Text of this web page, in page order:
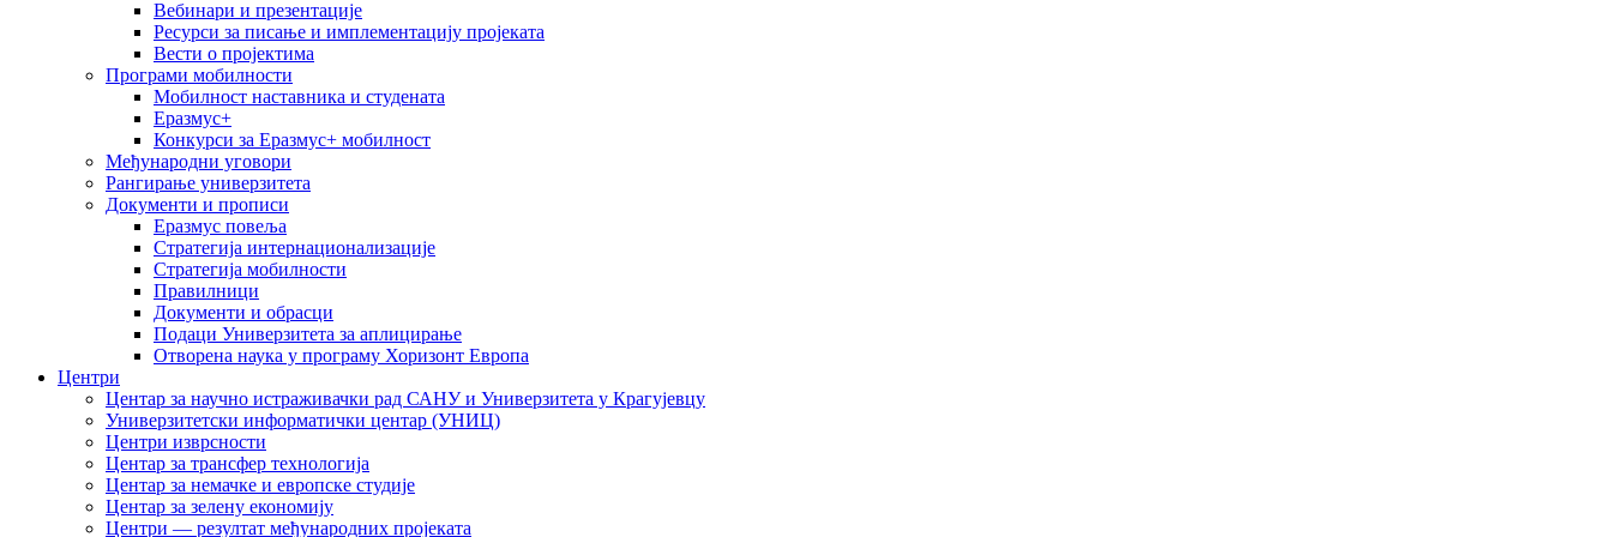
Вебинари и презентације
Ресурси за писање и имплементацију пројеката
Вести о пројектима
Програми мобилности
Мобилност наставника и студената
Еразмус+
Конкурси за Еразмус+ мобилност
Међународни уговори
Рангирање универзитета
Документи и прописи
Еразмус повеља
Стратегија интернационализације
Стратегија мобилности
Правилници
Документи и обрасци
Подаци Универзитета за аплицирање
Отворена наука у програму Хоризонт Европа
Центри
Центар за научно истраживачки рад САНУ и Универзитета у Крагујевцу
Универзитетски информатички центар (УНИЦ)
Центри изврсности
Центар за трансфер технологија
Центар за немачке и европске студије
Центар за зелену економију
Центри — резултат међународних пројеката